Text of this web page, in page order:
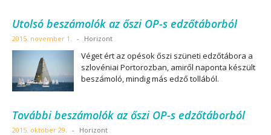
Utolsó beszámolók az őszi OP-s edzőtáborból
2015. november 1. - Horizont
Véget ért az opésok őszi szüneti edzőtábora a
szlovéniai Portorozban, amiről naponta készült
beszámoló, mindig más edző tollából.
További beszámolók az őszi OP-s edzőtáborból
2015. október 29. - Horizont